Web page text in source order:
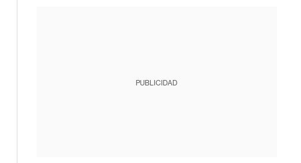
PUBLICIDAD